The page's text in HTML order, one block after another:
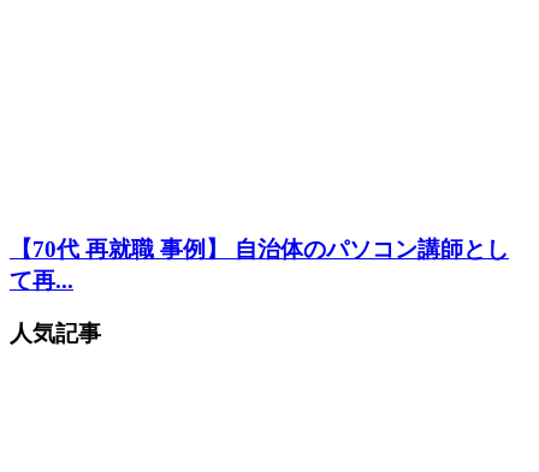
【70代 再就職 事例】 自治体のパソコン講師とし
て再...
人気記事